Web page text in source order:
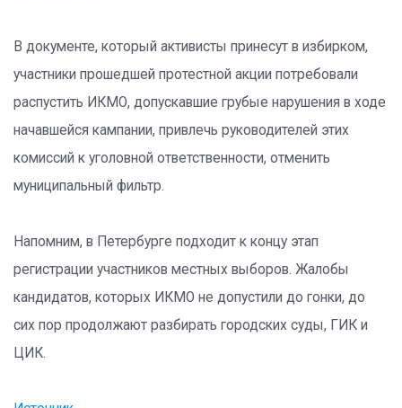
В документе, который активисты принесут в избирком,
участники прошедшей протестной акции потребовали
распустить ИКМО, допускавшие грубые нарушения в ходе
начавшейся кампании, привлечь руководителей этих
комиссий к уголовной ответственности, отменить
муниципальный фильтр.
Напомним, в Петербурге подходит к концу этап
регистрации участников местных выборов. Жалобы
кандидатов, которых ИКМО не допустили до гонки, до
сих пор продолжают разбирать городских суды, ГИК и
ЦИК.